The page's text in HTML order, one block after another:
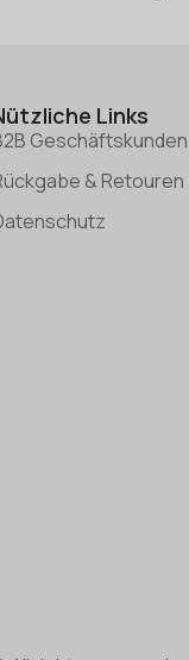
Links
Geschäftskunden
& Retouren